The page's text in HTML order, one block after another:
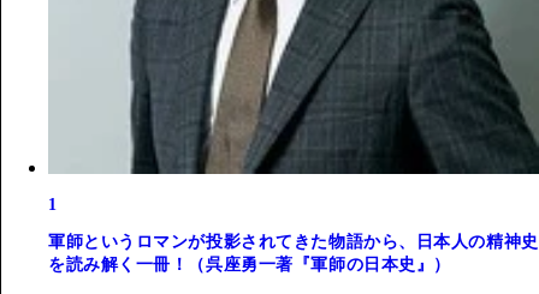
1
軍師というロマンが投影されてきた物語から、日本人の精神史
を読み解く一冊！（呉座勇一著『軍師の日本史』）